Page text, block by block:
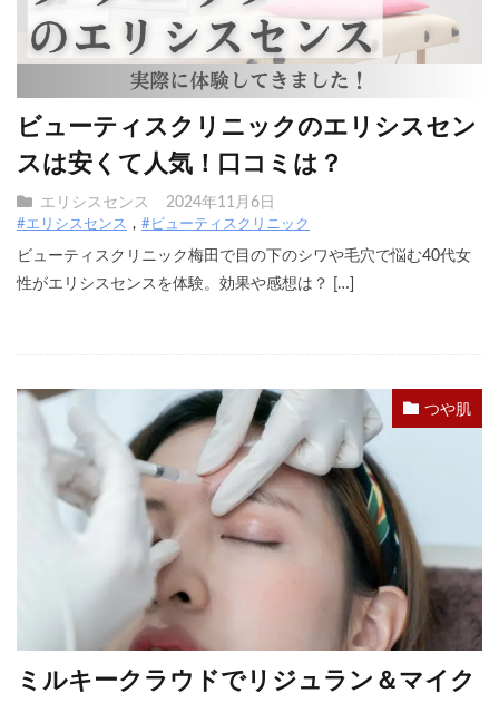
ビューティスクリニックのエリシスセン
スは安くて人気！口コミは？
エリシスセンス 2024年11月6日
#エリシスセンス #ビューティスクリニック
ビューティスクリニック梅田で目の下のシワや毛穴で悩む40代女
性がエリシスセンスを体験。効果や感想は？ […]
つや肌
ミルキークラウドでリジュラン＆マイク